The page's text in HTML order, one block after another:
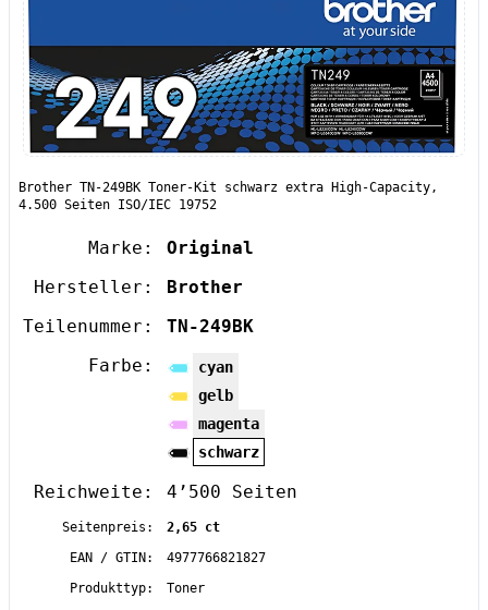
Brother TN-249BK Toner-Kit schwarz extra High-Capacity,
4.500 Seiten ISO/IEC 19752
Marke:
Original
Hersteller:
Brother
Teilenummer:
TN-249BK
Farbe:
cyan
gelb
magenta
schwarz
Reichweite: 4’500 Seiten
Seitenpreis:
2,65 ct
EAN / GTIN:
4977766821827
Produkttyp:
Toner